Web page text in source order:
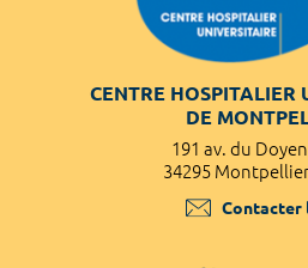
CENTRE HOSPITALIER
DE
191 av. du
34295
Contacter